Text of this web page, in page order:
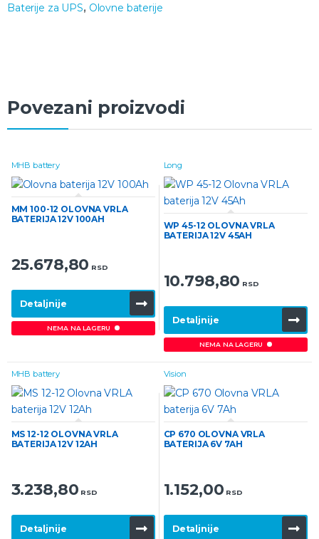
Baterije za UPS, Olovne baterije
Povezani proizvodi
MHB battery
MM 100-12 OLOVNA VRLA
BATERIJA 12V 100AH
25.678,80 RSD
Detaljnije
NEMA NA LAGERU
Long
WP 45-12 OLOVNA VRLA
BATERIJA 12V 45AH
10.798,80 RSD
Detaljnije
NEMA NA LAGERU
MHB battery
MS 12-12 OLOVNA VRLA
BATERIJA 12V 12AH
3.238,80 RSD
Detaljnije
Vision
CP 670 OLOVNA VRLA
BATERIJA 6V 7AH
1.152,00 RSD
Detaljnije